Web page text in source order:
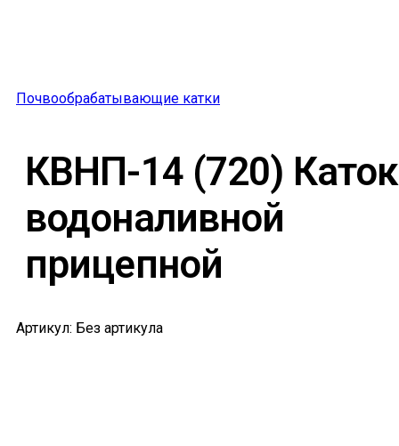
Почвообрабатывающие катки
КВНП-14 (720) Каток
водоналивной
прицепной
Артикул: Без артикула